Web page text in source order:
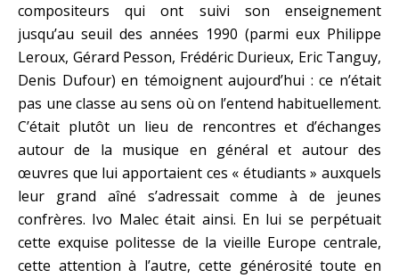
compositeurs qui ont suivi son enseignement
jusqu’au seuil des années 1990 (parmi eux Philippe
Leroux, Gérard Pesson, Frédéric Durieux, Eric Tanguy,
Denis Dufour) en témoignent aujourd’hui : ce n’était
pas une classe au sens où on l’entend habituellement.
C’était plutôt un lieu de rencontres et d’échanges
autour de la musique en général et autour des
œuvres que lui apportaient ces « étudiants » auxquels
leur grand aîné s’adressait comme à de jeunes
confrères. Ivo Malec était ainsi. En lui se perpétuait
cette exquise politesse de la vieille Europe centrale,
cette attention à l’autre, cette générosité toute en